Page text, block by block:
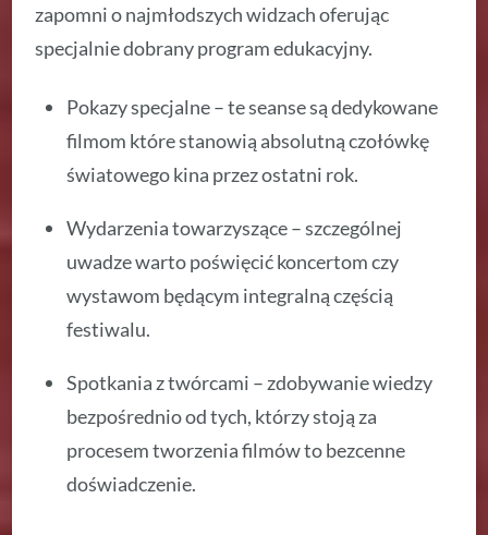
zapomni o najmłodszych widzach oferując
specjalnie dobrany program edukacyjny.
Pokazy specjalne – te seanse są dedykowane
filmom które stanowią absolutną czołówkę
światowego kina przez ostatni rok.
Wydarzenia towarzyszące – szczególnej
uwadze warto poświęcić koncertom czy
wystawom będącym integralną częścią
festiwalu.
Spotkania z twórcami – zdobywanie wiedzy
bezpośrednio od tych, którzy stoją za
procesem tworzenia filmów to bezcenne
doświadczenie.